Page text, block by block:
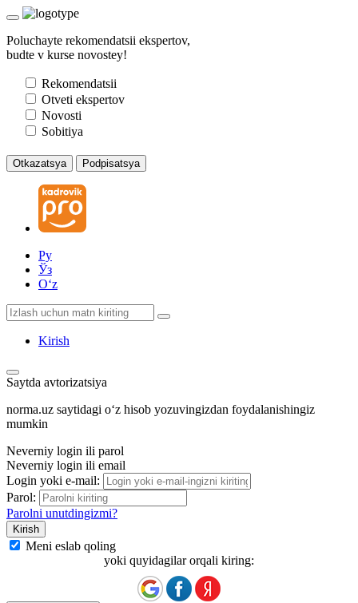
Poluchayte rekomendatsii ekspertov,
budte v kurse novostey!
Rekomendatsii
Otveti ekspertov
Novosti
Sobitiya
Otkazatsya Podpisatsya
Ру
Ўз
Oʻz
Kirish
Saytda avtorizatsiya
norma.uz saytidagi oʻz hisob yozuvingizdan foydalanishingiz
mumkin
Neverniy login ili parol
Neverniy login ili email
Login yoki e-mail:
Parol:
Parolni unutdingizmi?
Meni eslab qoling
yoki quyidagilar orqali kiring: